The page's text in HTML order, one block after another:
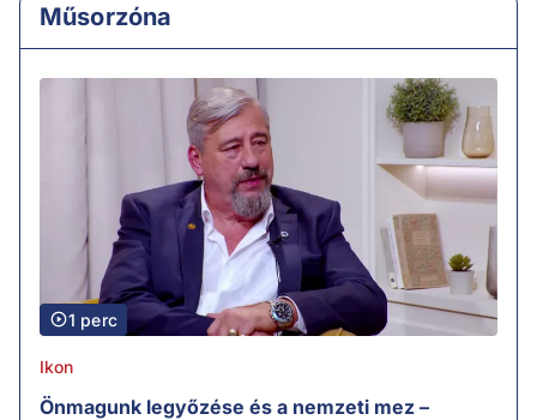
Műsorzóna
1 perc
Ikon
Önmagunk legyőzése és a nemzeti mez –